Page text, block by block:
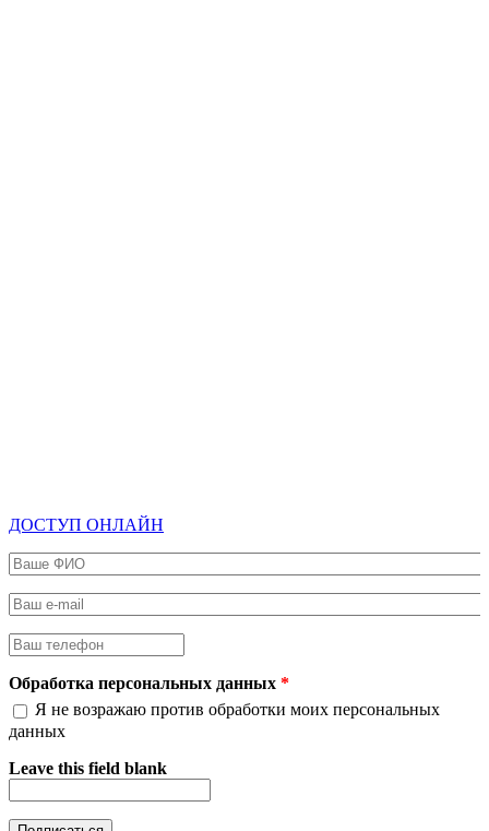
ДОСТУП ОНЛАЙН
Ваше ФИО
Ваш e-mail
Ваш телефон
Обработка персональных данных *
Я не возражаю против обработки моих персональных
данных
Leave this field blank